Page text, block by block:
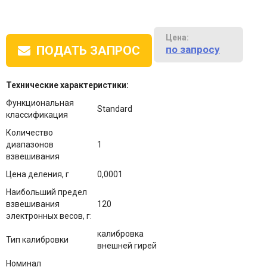
ПОДАТЬ ЗАПРОС
Цена:
по запросу
Технические характеристики:
Функциональная
классификация
Standard
Количество
диапазонов
взвешивания
1
Цена деления, г
0,0001
Наибольший предел
взвешивания
электронных весов, г:
120
Тип калибровки
калибровка
внешней гирей
Номинал